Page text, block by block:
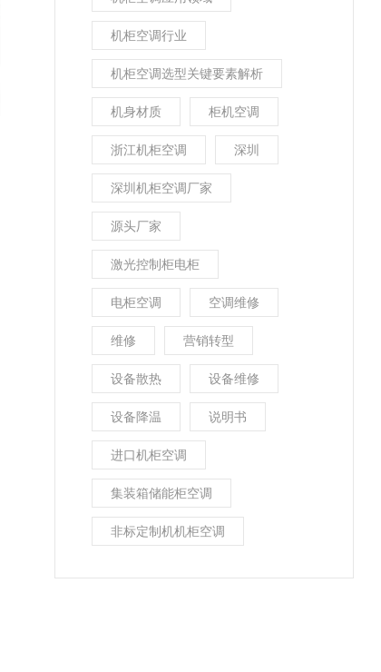
机柜空调行业
机柜空调选型关键要素解析
机身材质 柜机空调
浙江机柜空调 深圳
深圳机柜空调厂家
源头厂家
激光控制柜电柜
电柜空调 空调维修
维修 营销转型
设备散热 设备维修
设备降温 说明书
进口机柜空调
集装箱储能柜空调
非标定制机机柜空调